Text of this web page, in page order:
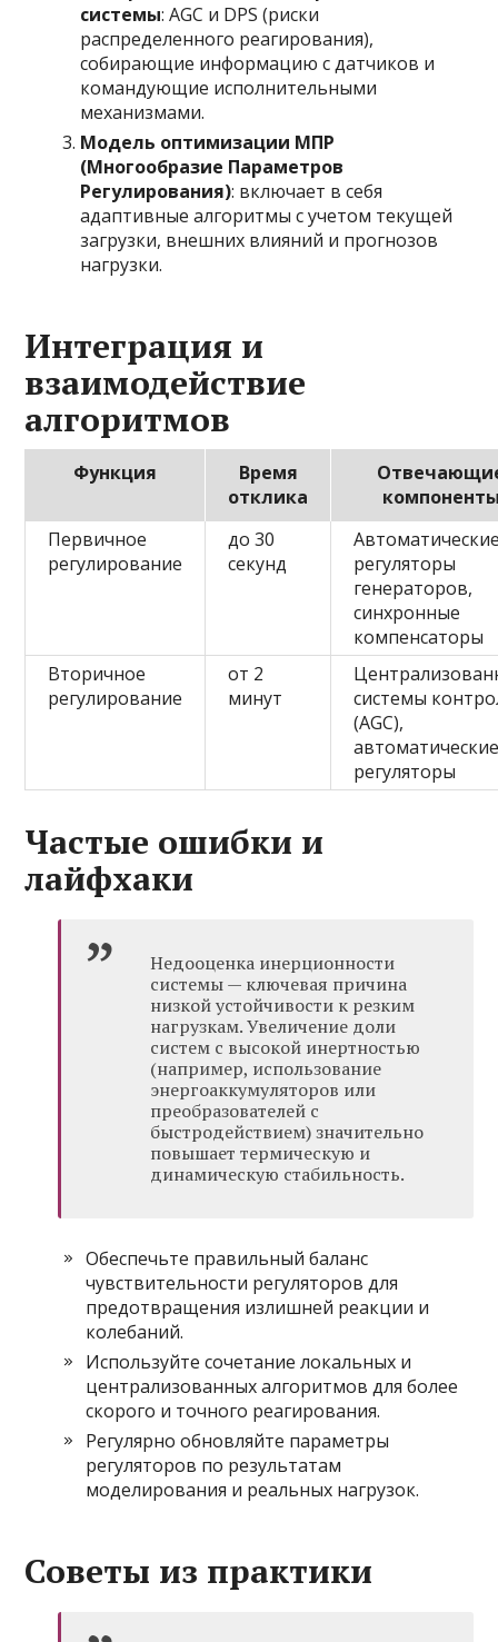
системы: AGC и DPS (риски
распределенного реагирования),
собирающие информацию с датчиков и
командующие исполнительными
механизмами.
Модель оптимизации МПР
(Многообразие Параметров
Регулирования): включает в себя
адаптивные алгоритмы с учетом текущей
загрузки, внешних влияний и прогнозов
нагрузки.
Интеграция и
взаимодействие
алгоритмов
Функция
Время
отклика
Первичное
регулирование
до 30
секунд
регуляторы
генераторов,
синхронные
компенсаторы
Вторичное
регулирование
от 2
минут
системы
(AGC),
регуляторы
Частые ошибки и
лайфхаки
Недооценка инерционности
системы — ключевая причина
низкой устойчивости к резким
нагрузкам. Увеличение доли
систем с высокой инертностью
(например, использование
энергоаккумуляторов или
преобразователей с
быстродействием) значительно
повышает термическую и
динамическую стабильность.
Обеспечьте правильный баланс
чувствительности регуляторов для
предотвращения излишней реакции и
колебаний.
Используйте сочетание локальных и
централизованных алгоритмов для более
скорого и точного реагирования.
Регулярно обновляйте параметры
регуляторов по результатам
моделирования и реальных нагрузок.
Советы из практики